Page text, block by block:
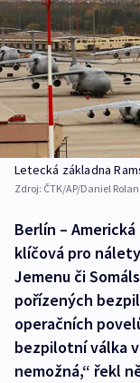
Letecká základna
Zdroj: ČTK/AP/Daniel
Berlín –
klíčová pro
Jemenu či
pořízených
operačních
bezpilotní válka
nemožná,“ řekl